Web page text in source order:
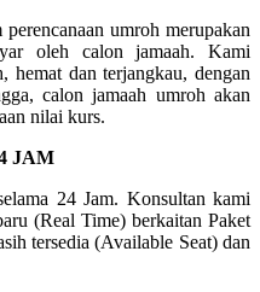
umroh merupakan
oleh calon jamaah. Kami
hemat dan terjangkau, dengan
calon jamaah umroh akan
nilai kurs.
JAM
24 Jam. Konsultan kami
(Real Time) berkaitan Paket
tersedia (Available Seat) dan